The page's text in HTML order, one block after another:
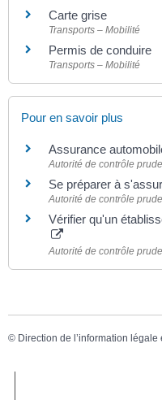
Carte grise
Transports – Mobilité
Permis de conduire
Transports – Mobilité
Pour en savoir plus
Assurance
Autorité de contrôle
Se préparer à
Autorité de contrôle
Vérifier qu'un
Autorité de contrôle
© Direction de l’information légale